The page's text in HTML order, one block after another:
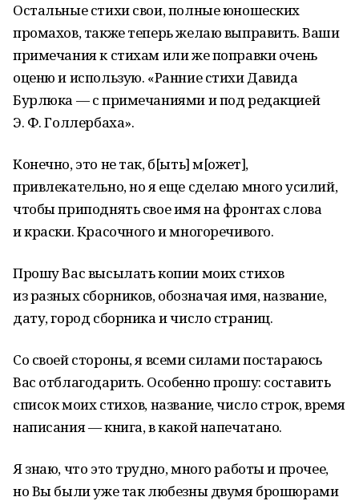
Остальные стихи свои, полные юношеских
промахов, также теперь желаю выправить. Ваши
примечания к стихам или же поправки очень
оценю и использую. «Ранние стихи Давида
Бурлюка — с примечаниями и под редакцией
Э. Ф. Голлербаха».
Конечно, это не так, б[ыть] м[ожет],
привлекательно, но я еще сделаю много усилий,
чтобы приподнять свое имя на фронтах слова
и краски. Красочного и многоречивого.
Прошу Вас высылать копии моих стихов
из разных сборников, обозначая имя, название,
дату, город сборника и число страниц.
Со своей стороны, я всеми силами постараюсь
Вас отблагодарить. Особенно прошу: составить
список моих стихов, название, число строк, время
написания — книга, в какой напечатано.
Я знаю, что это трудно, много работы и прочее,
но Вы были уже так любезны двумя брошюрами